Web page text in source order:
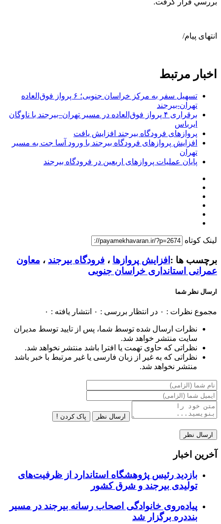
انتهای پیام/
اخبار مرتبط
تسهیل سفر به مرکز خراسان جنوبی؛ ۶ پرواز فوق‌العاده
تهران-بیرجند
برقراری ۴ پرواز فوق‌العاده در مسیر تهران–بیرجند با ناوگان
ایرباس
پروازهای فرودگاه بیرجند افزایش یافت
افزایش پروازهای فرودگاه بیرجند با ورود آسا جت به مسیر
تهران
پایان عملیات پروازهای اربعین در فرودگاه بیرجند
لینک کوتاه
برچسب ها : افزایش پروازها ، فرودگاه بیرجند ، معاون
عمرانی استانداری خراسان جنوبی
ارسال نظر شما
مجموع نظرات : ۰ در انتظار بررسی : ۰ انتشار یافته : ۰
نظرات ارسال شده توسط شما، پس از تایید توسط مدیران
سایت منتشر خواهد شد.
نظراتی که حاوی تهمت یا افترا باشد منتشر نخواهد شد.
نظراتی که به غیر از زبان فارسی یا غیر مرتبط با خبر باشد
منتشر نخواهد شد.
ارسال نظر پاک کردن !
آخرین اخبار
بازدید رئیس پژوهشگاه استاندارد از ظرفیت‌های
تولیدی بیرجند و شرق کشور
پیاده‌روی خانوادگی اصحاب رسانه بیرجند در مسیر
بنددره برگزار شد